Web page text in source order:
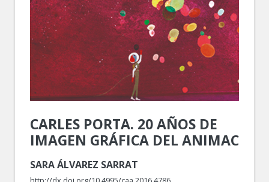
CARLES PORTA. 20 AÑOS DE
IMAGEN GRÁFICA DEL ANIMAC
SARA ÁLVAREZ SARRAT